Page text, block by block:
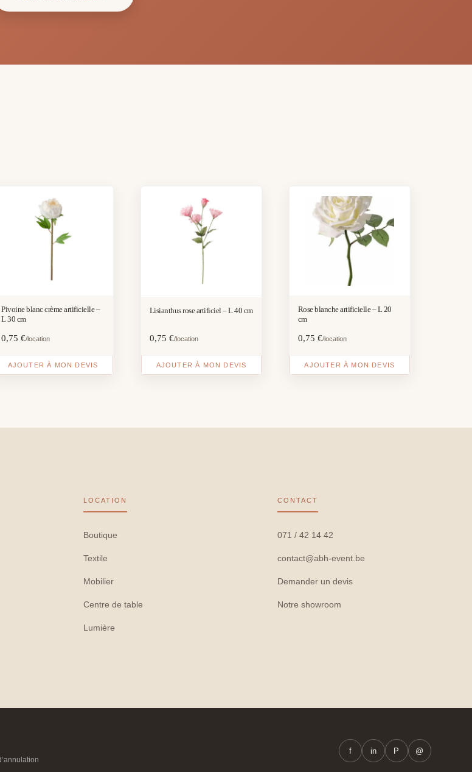
Pivoine blanc crème artificielle –
L 30 cm
0,75€/location
AJOUTER À MON DEVIS
Lisianthus rose artificiel – L 40 cm
0,75 €/location
AJOUTER À MON DEVIS
Rose blanche artificielle – L 20
cm
0,75 €/location
AJOUTER À MON DEVIS
LOCATION
Boutique
Textile
Mobilier
Centre de table
Lumière
CONTACT
071 / 42 14 42
contact@abh-event.be
Demander un devis
Notre showroom
f in P @